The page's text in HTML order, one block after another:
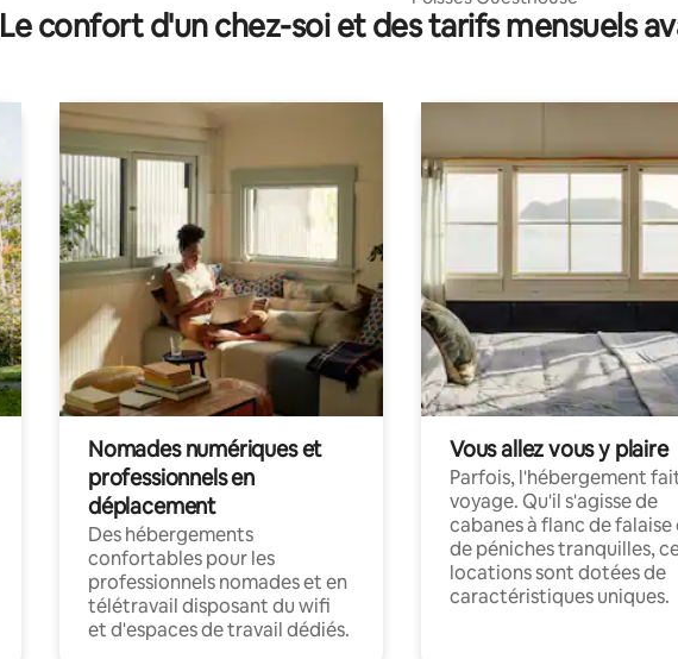
Le confort d'un chez-soi et des tarifs mensuels
Nomades numériques et
professionnels en
déplacement
Des hébergements
confortables pour les
professionnels nomades et en
télétravail disposant du wifi
et d'espaces de travail dédiés.
Vous allez vous y plaire
Parfois, l'hébergement
voyage. Qu'il s'agisse de
cabanes à flanc de falaise
de péniches tranquilles,
locations sont dotées de
caractéristiques uniques.